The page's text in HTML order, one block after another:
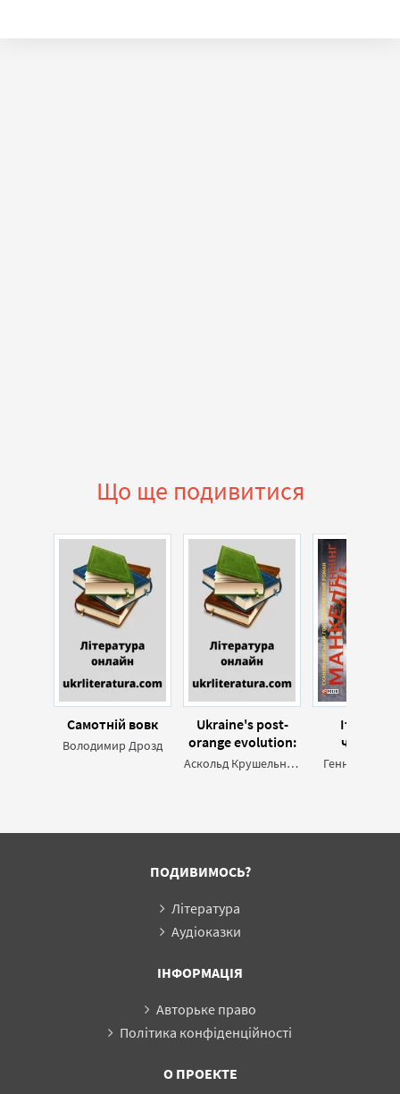
Що ще подивитися
Самотній вовк
Володимир Дрозд
Ukraine's post-
orange evolution:
Askold
Аскольд Крушельницький Геннінґ
ПОДИВИМОСЬ?
Література
Аудіоказки
ІНФОРМАЦІЯ
Авторьке право
Політика конфіденційності
О ПРОЕКТЕ